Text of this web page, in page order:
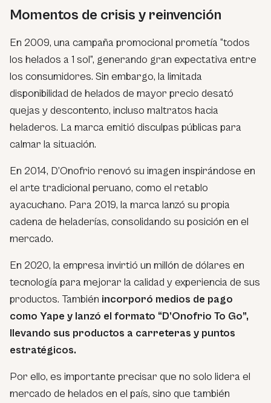
Momentos de crisis y reinvención
En 2009, una campaña promocional prometía “todos
los helados a 1 sol”, generando gran expectativa entre
los consumidores. Sin embargo, la limitada
disponibilidad de helados de mayor precio desató
quejas y descontento, incluso maltratos hacia
heladeros. La marca emitió disculpas públicas para
calmar la situación.
En 2014, D’Onofrio renovó su imagen inspirándose en
el arte tradicional peruano, como el retablo
ayacuchano. Para 2019, la marca lanzó su propia
cadena de heladerías, consolidando su posición en el
mercado.
En 2020, la empresa invirtió un millón de dólares en
tecnología para mejorar la calidad y experiencia de sus
productos. También incorporó medios de pago
como Yape y lanzó el formato “D’Onofrio To Go”,
llevando sus productos a carreteras y puntos
estratégicos.
Por ello, es importante precisar que no solo lidera el
mercado de helados en el país, sino que también